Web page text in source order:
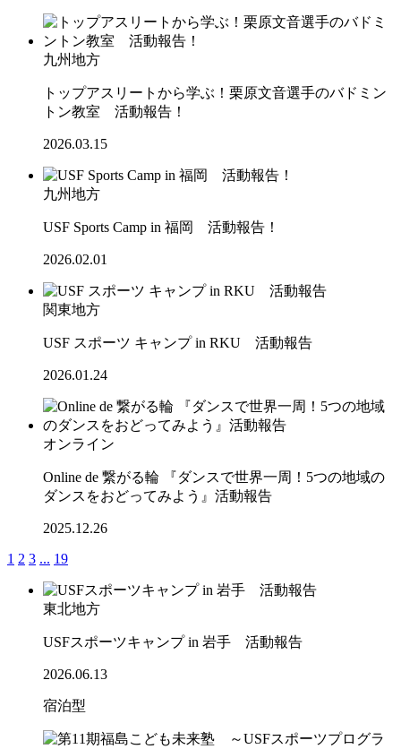
九州地方
トップアスリートから学ぶ！栗原文音選手のバドミン
トン教室 活動報告！
2026.03.15
九州地方
USF Sports Camp in 福岡 活動報告！
2026.02.01
関東地方
USF スポーツ キャンプ in RKU 活動報告
2026.01.24
オンライン
Online de 繋がる輪 『ダンスで世界一周！5つの地域の
ダンスをおどってみよう』活動報告
2025.12.26
1 2 3 ... 19
東北地方
USFスポーツキャンプ in 岩手 活動報告
2026.06.13
宿泊型